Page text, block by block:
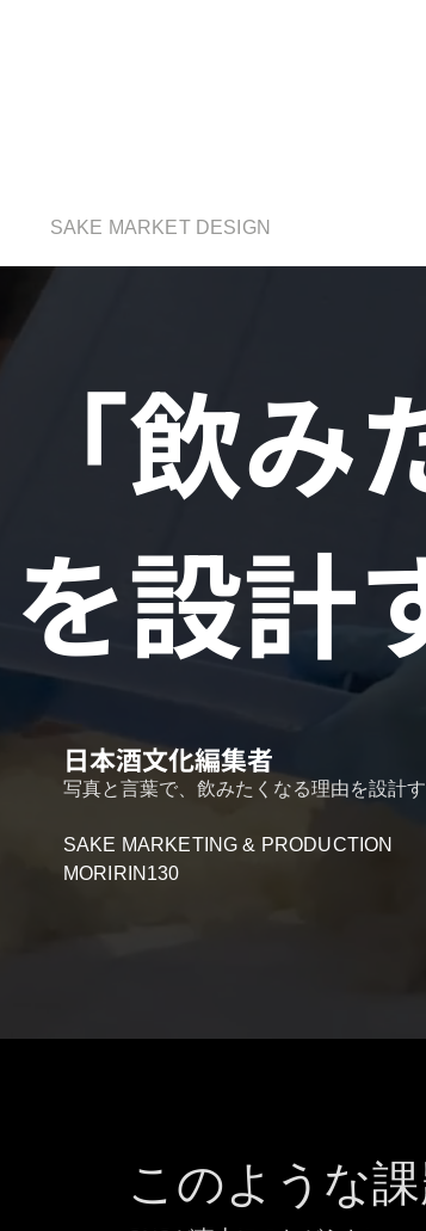
SAKE MARKET DESIGN
「飲
を設計
日本酒文化編集者
写真と言葉で、飲みたくなる理由を設計す
SAKE MARKETING & PRODUCTION
MORIRIN130
このような